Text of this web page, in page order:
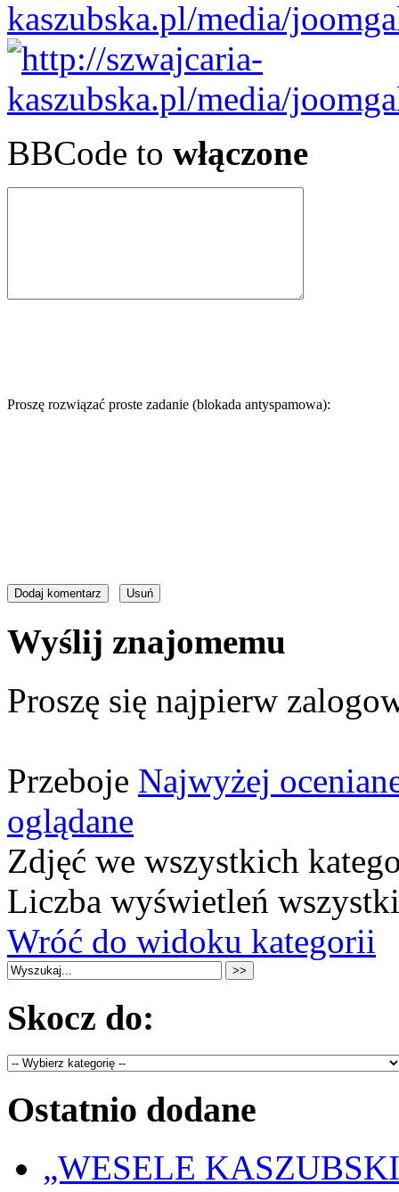
BBCode to włączone
Proszę rozwiązać proste zadanie (blokada antyspamowa):
Wyślij znajomemu
Proszę się najpierw
Przeboje Najwyżej
oglądane
Zdjęć we wszystkich
Liczba wyświetleń
Wróć do widoku kategorii
Skocz do:
Ostatnio dodane
„WESELE